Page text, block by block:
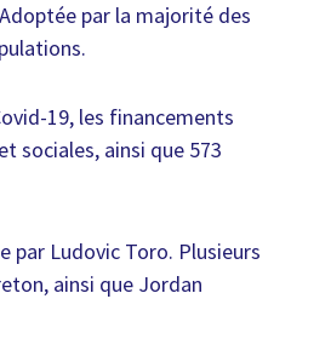
par la majorité des
19, les financements
sociales, ainsi que 573
par Ludovic Toro. Plusieurs
ainsi que Jordan